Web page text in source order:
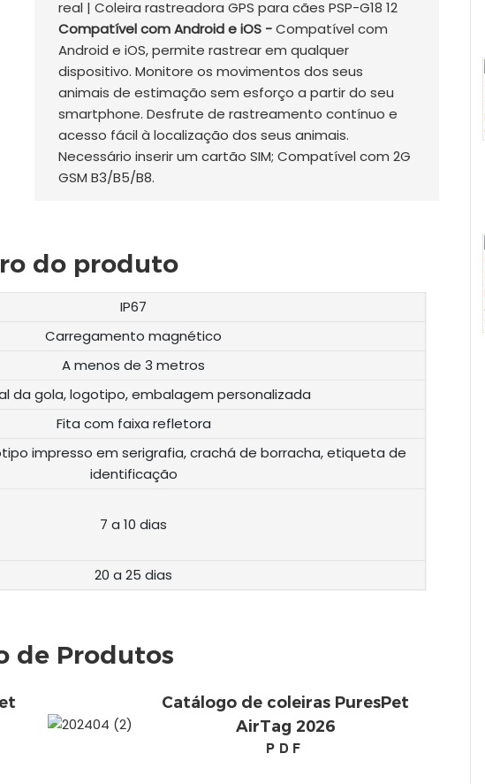
Compatível com Android e iOS -Compatível com
Android e iOS, permite rastrear em qualquer
dispositivo. Monitore os movimentos dos seus
animais de estimação sem esforço a partir do seu
smartphone. Desfrute de rastreamento contínuo e
acesso fácil à localização dos seus animais.
Necessário inserir um cartão SIM; Compatível com 2G
GSM B3/B5/B8.
do produto
IP67
Carregamento magnético
A menos de 3 metros
da gola, logotipo, embalagem personalizada
Fita com faixa refletora
impresso em serigrafia, crachá de borracha, etiqueta de
identificação
7 a 10 dias
20 a 25 dias
de Produtos
Catálogo de coleiras PuresPet
AirTag 2026
PDF